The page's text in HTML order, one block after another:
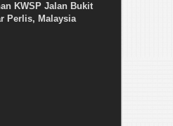
KWSP Jalan Bukit
Perlis, Malaysia